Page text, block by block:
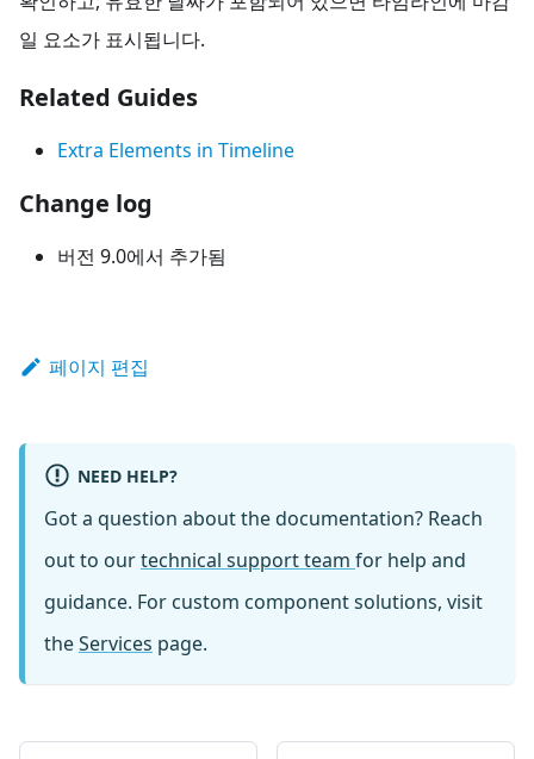
일 요소가 표시됩니다.
Related Guides
Extra Elements in Timeline
Change log
버전 9.0에서 추가됨
페이지 편집
NEED HELP?
Got a question about the documentation? Reach
out to ourtechnical support team for help and
guidance. For custom component solutions, visit
theServices page.